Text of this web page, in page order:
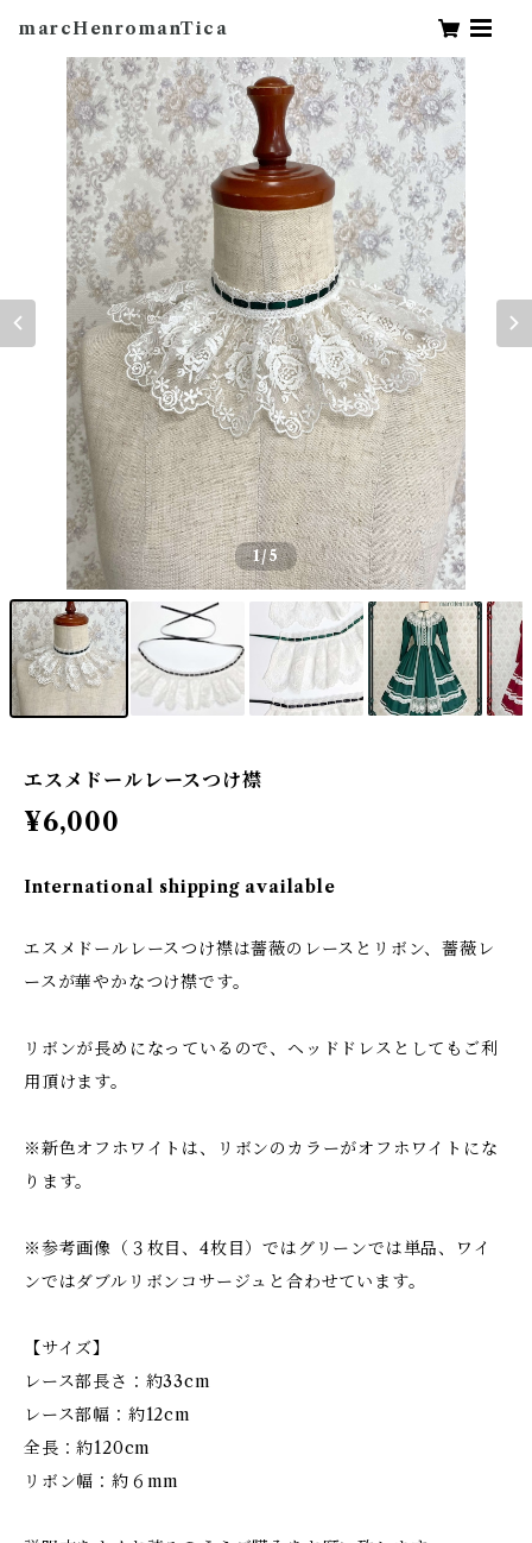
marcHenromanTica
1/5
エスメドールレースつけ襟
¥6,000
International shipping available
エスメドールレースつけ襟は薔薇のレースとリボン、薔薇レ
ースが華やかなつけ襟です。
リボンが長めになっているので、ヘッドドレスとしてもご利
用頂けます。
※新色オフホワイトは、リボンのカラーがオフホワイトにな
ります。
※参考画像（３枚目、4枚目）ではグリーンでは単品、ワイ
ンではダブルリボンコサージュと合わせています。
【サイズ】
レース部長さ：約33cm
レース部幅：約12cm
全長：約120cm
リボン幅：約６mm